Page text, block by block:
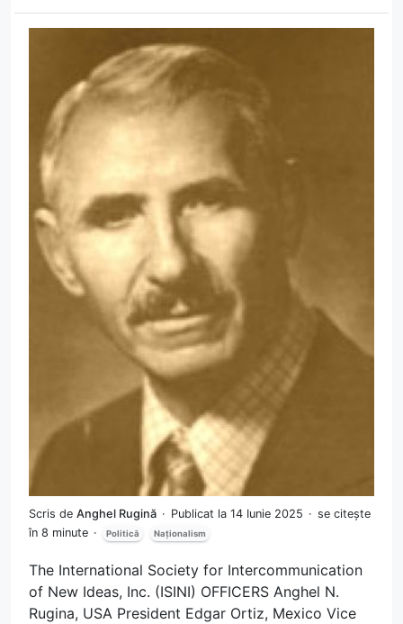
Scris de Anghel Rugină Publicat la 14 Iunie 2025
se citește
în 8 minute
Politică Naționalism
The International Society for Intercommunication
of New Ideas, Inc. (ISINI) OFFICERS Anghel N.
Rugina, USA President Edgar Ortiz, Mexico Vice